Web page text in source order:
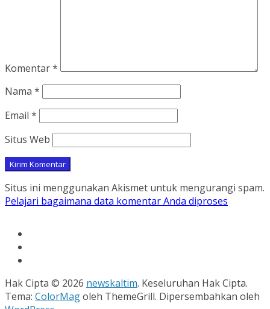
Komentar*
Nama *
Email *
Situs Web
Situs ini menggunakan Akismet untuk mengurangi spam.
Pelajari bagaimana data komentar Anda diproses
Hak Cipta © 2026 newskaltim. Keseluruhan Hak Cipta.
Tema: ColorMagoleh ThemeGrill. Dipersembahkan oleh